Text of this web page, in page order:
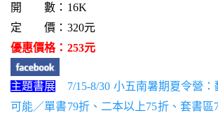
開 數：16K
定 價：320元
優惠價格：253元
主題書展
7/15-8/30 小五南暑期夏令營
可能／單書79折、二本以上75折、套書區